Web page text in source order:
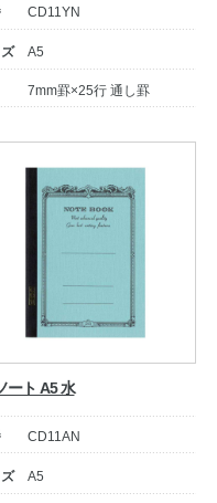
CD11YN
A5
7mm罫×25行 通し罫
ート A5 水
CD11AN
A5